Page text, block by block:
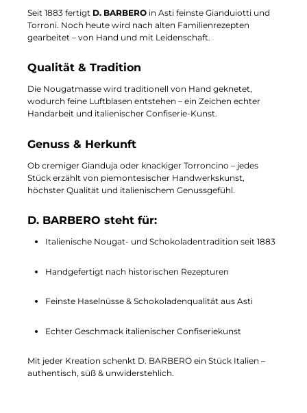
Seit 1883 fertigt D. BARBERO in Asti feinste Gianduiotti und
Torroni. Noch heute wird nach alten Familienrezepten
gearbeitet – von Hand und mit Leidenschaft.
Qualität & Tradition
Die Nougatmasse wird traditionell von Hand geknetet,
wodurch feine Luftblasen entstehen – ein Zeichen echter
Handarbeit und italienischer Confiserie-Kunst.
Genuss & Herkunft
Ob cremiger Gianduja oder knackiger Torroncino – jedes
Stück erzählt von piemontesischer Handwerkskunst,
höchster Qualität und italienischem Genussgefühl.
D. BARBERO steht für:
Italienische Nougat- und Schokoladentradition seit 1883
Handgefertigt nach historischen Rezepturen
Feinste Haselnüsse & Schokoladenqualität aus Asti
Echter Geschmack italienischer Confiseriekunst
Mit jeder Kreation schenkt D. BARBERO ein Stück Italien –
authentisch, süß & unwiderstehlich.